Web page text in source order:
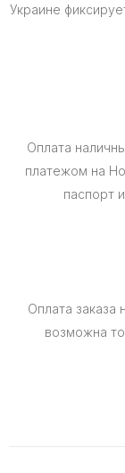
Украине
Оплата
платежом на
паспорт
Оплата заказа
возможна